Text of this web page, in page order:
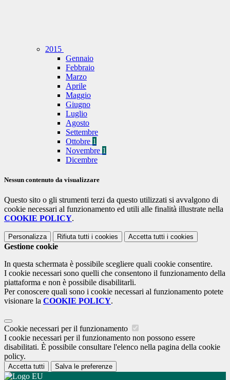
2015
Gennaio
Febbraio
Marzo
Aprile
Maggio
Giugno
Luglio
Agosto
Settembre
Ottobre 1
Novembre 1
Dicembre
Nessun contenuto da visualizzare
Questo sito o gli strumenti terzi da questo utilizzati si avvalgono di
cookie necessari al funzionamento ed utili alle finalità illustrate nella
COOKIE POLICY.
Personalizza Rifiuta tutti i cookies Accetta tutti i cookies
Gestione cookie
In questa schermata è possibile scegliere quali cookie consentire.
I cookie necessari sono quelli che consentono il funzionamento della
piattaforma e non è possibile disabilitarli.
Per conoscere quali sono i cookie necessari al funzionamento potete
visionare la COOKIE POLICY.
Cookie necessari per il funzionamento
I cookie necessari per il funzionamento non possono essere
disabilitati. È possibile consultare l'elenco nella pagina della cookie
policy.
Accetta tutti Salva le preferenze